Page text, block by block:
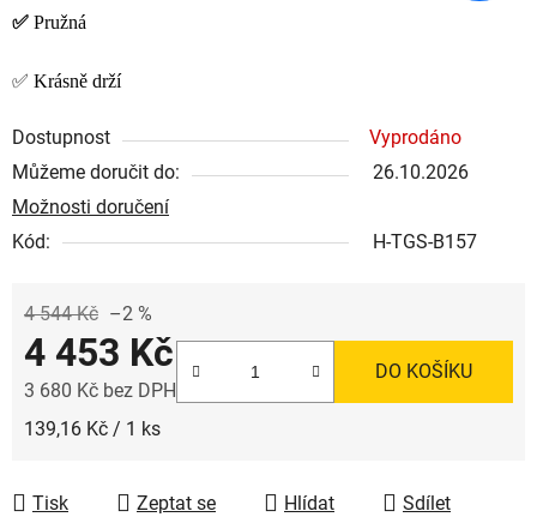
✅ Pružná
✅ Krásně drží
Dostupnost
Vyprodáno
Můžeme doručit do:
26.10.2026
Možnosti doručení
Kód:
H-TGS-B157
4 544 Kč –2 %
4 453 Kč
3 680 Kč bez DPH
Měrná cena:
139,16 Kč / 1 ks
DO KOŠÍKU
Tisk Zeptat se Hlídat Sdílet